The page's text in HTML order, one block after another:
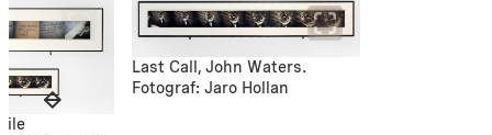
Last Call, John Waters.
Fotograf: Jaro Hollan